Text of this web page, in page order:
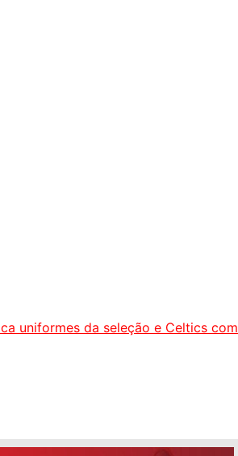
uniformes da seleção e Celtics com